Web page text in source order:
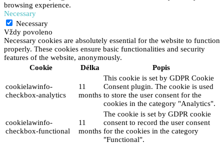
browsing experience.
Necessary
Necessary
Vždy povoleno
Necessary cookies are absolutely essential for the website to function
properly. These cookies ensure basic functionalities and security
features of the website, anonymously.
Cookie
Délka Popis
cookielawinfo-
checkbox-analytics
11
months
This cookie is set by GDPR Cookie
Consent plugin. The cookie is used
to store the user consent for the
cookies in the category "Analytics".
cookielawinfo-
checkbox-functional
11
months
The cookie is set by GDPR cookie
consent to record the user consent
for the cookies in the category
"Functional".